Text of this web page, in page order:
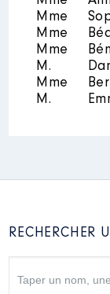
Mme
Mme
Mme
M.
Mme
M.
RECHERCHER